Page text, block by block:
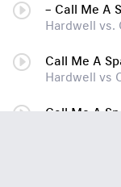
– Call Me A
Hardwell vs.
Call Me A
Hardwell vs
Call Me A